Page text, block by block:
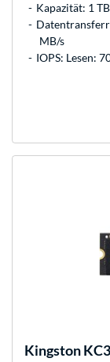
Kapazität: 1 TB
MB/s
IOPS: Lesen:
Kingston